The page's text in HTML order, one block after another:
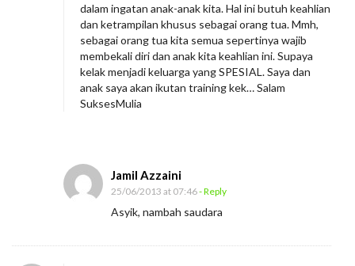
dalam ingatan anak-anak kita. Hal ini butuh keahlian
dan ketrampilan khusus sebagai orang tua. Mmh,
sebagai orang tua kita semua sepertinya wajib
membekali diri dan anak kita keahlian ini. Supaya
kelak menjadi keluarga yang SPESIAL. Saya dan
anak saya akan ikutan training kek… Salam
SuksesMulia
Jamil Azzaini
25/06/2013 at 07:46- Reply
Asyik, nambah saudara